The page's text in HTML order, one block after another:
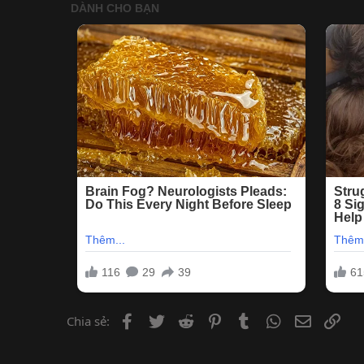
Chia sẻ: Facebook
Twitter Reddit PinterestTumblr WhatsApp
Email